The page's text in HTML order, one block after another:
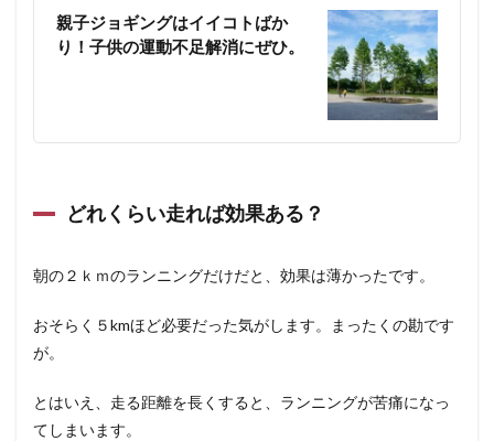
親子ジョギングはイイコトばか
り！子供の運動不足解消にぜひ。
どれくらい走れば効果ある？
朝の２ｋｍのランニングだけだと、効果は薄かったです。
おそらく５kmほど必要だった気がします。まったくの勘です
が。
とはいえ、走る距離を長くすると、ランニングが苦痛になっ
てしまいます。